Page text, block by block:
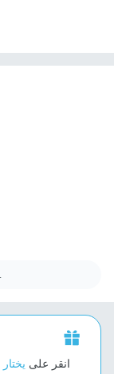
انقر على يختار